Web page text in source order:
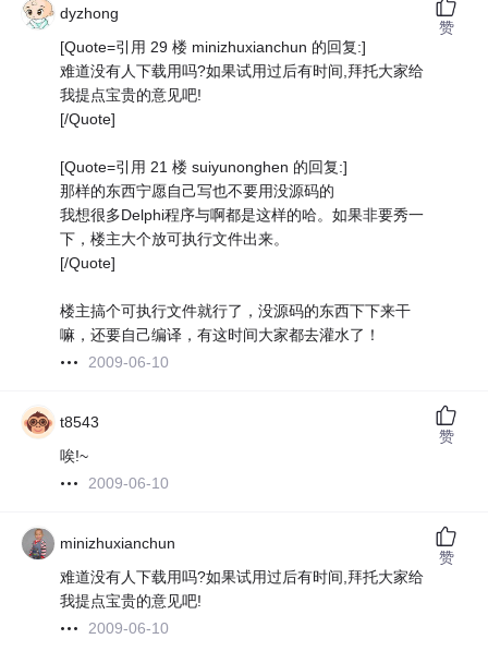
dyzhong
[Quote=引用 29 楼 minizhuxianchun 的回复:]
难道没有人下载用吗?如果试用过后有时间,拜托大家给
我提点宝贵的意见吧!
[/Quote]
[Quote=引用 21 楼 suiyunonghen 的回复:]
那样的东西宁愿自己写也不要用没源码的
我想很多Delphi程序与啊都是这样的哈。如果非要秀一
下，楼主大个放可执行文件出来。
[/Quote]
楼主搞个可执行文件就行了，没源码的东西下下来干
嘛，还要自己编译，有这时间大家都去灌水了！
2009-06-10
赞
t8543
唉!~
2009-06-10
赞
minizhuxianchun
难道没有人下载用吗?如果试用过后有时间,拜托大家给
我提点宝贵的意见吧!
2009-06-10
赞